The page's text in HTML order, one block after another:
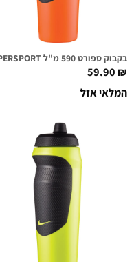
בקבוק ספורט 590 מ"ל NIKE HYPERSPORT כתום מנגו
59.90₪
המלאי אזל